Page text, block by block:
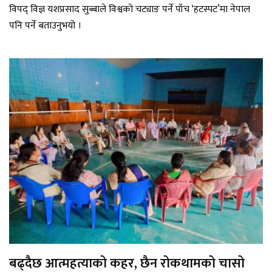
विपद् विज्ञ यशप्रसाद सुब्बाले विश्वको चट्याङ पर्ने पाँच ‘हटस्पट’मा नेपाल
पनि पर्ने बताउनुभयो ।
बढ्दैछ आत्महत्याको कहर, छैन रोकथामको चासो